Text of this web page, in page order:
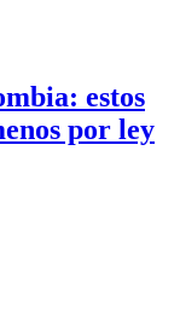
estos
por ley